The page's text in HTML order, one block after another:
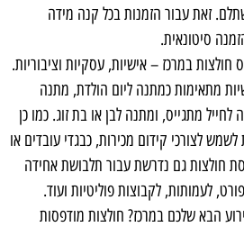
זאת עבור הזמנות בכל קנה מידה
סיטונאית.
במרכז – אישיות, עסקיות וציבוריות.
מתאימות כמתנה ליום הולדת, מתנה
מתגייס, ומתנה לבן או בת זוג. כמו כן
לצורכי קידום מכירות, כבגדי עובדים או
חולצות גם נדרשת עבור תלבושת אחידה
לעמותות, לקבוצות פוליטיות ועוד.
הבא שלכם במרכז? חולצות מודפסות